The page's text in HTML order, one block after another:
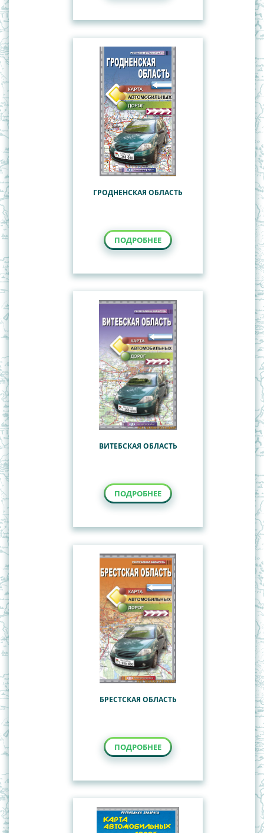
ГРОДНЕНСКАЯ ОБЛАСТЬ
ПОДРОБНЕЕ
ВИТЕБСКАЯ ОБЛАСТЬ
ПОДРОБНЕЕ
БРЕСТСКАЯ ОБЛАСТЬ
ПОДРОБНЕЕ